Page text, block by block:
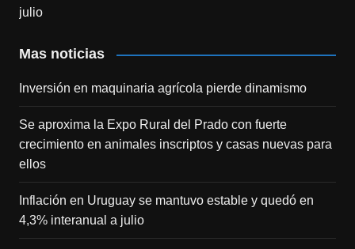
Mas noticias
Inversión en maquinaria agrícola pierde dinamismo
Se aproxima la Expo Rural del Prado con fuerte
crecimiento en animales inscriptos y casas nuevas para
ellos
Inflación en Uruguay se mantuvo estable y quedó en
4,3% interanual a julio